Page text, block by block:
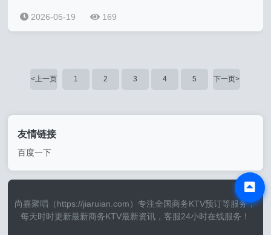
2026-05-19 169
<上一页 1 2 3 4 5 下一页>
友情链接
百度一下
尚嘉聚唱（https://jiaruian.com）专注全国商务KTV预订等服务，
每天时时更新最新商务KTV最新资讯，客服24小时在线服务！